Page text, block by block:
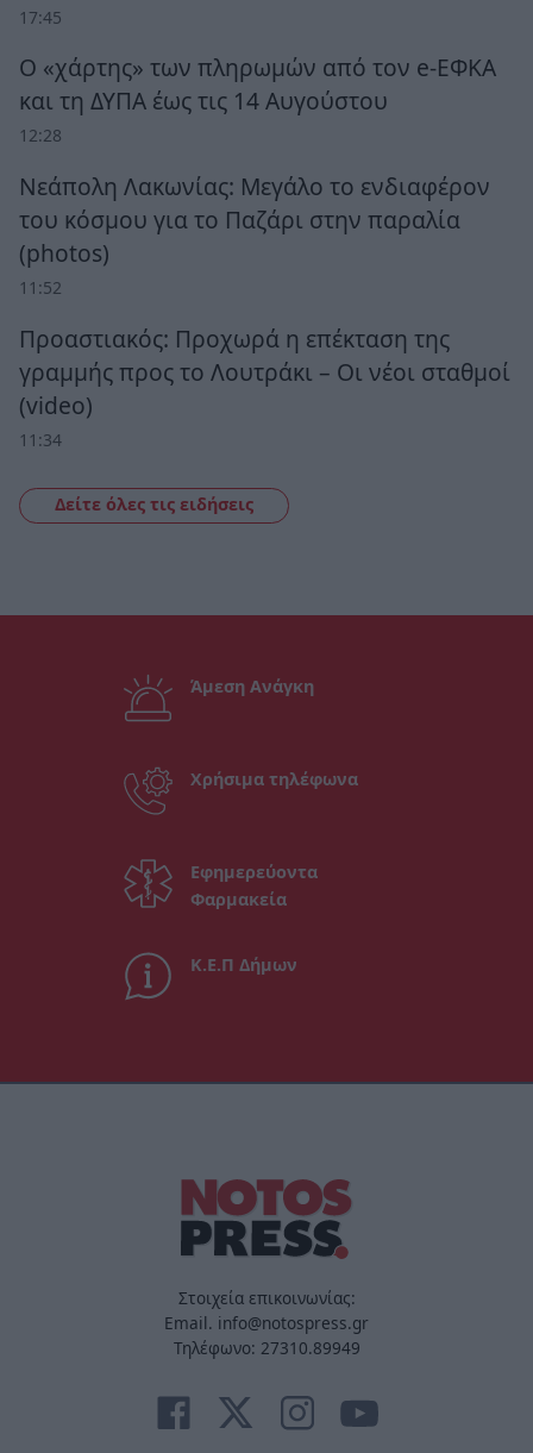
17:45
Ο «χάρτης» των πληρωμών από τον e-ΕΦΚΑ
και τη ΔΥΠΑ έως τις 14 Αυγούστου
12:28
Νεάπολη Λακωνίας: Μεγάλο το ενδιαφέρον
του κόσμου για το Παζάρι στην παραλία
(photos)
11:52
Προαστιακός: Προχωρά η επέκταση της
γραμμής προς το Λουτράκι – Οι νέοι σταθμοί
(video)
11:34
Δείτε όλες τις ειδήσεις
Άμεση Ανάγκη
Χρήσιμα τηλέφωνα
Εφημερεύοντα
Φαρμακεία
Κ.Ε.Π Δήμων
Στοιχεία επικοινωνίας:
Email. info@notospress.gr
Τηλέφωνο: 27310.89949